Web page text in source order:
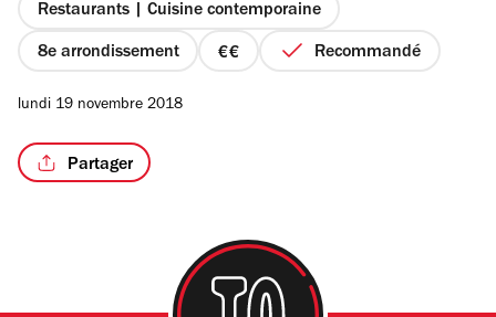
Restaurants | Cuisine contemporaine
8e arrondissement
prix
Recommandé
lundi 19 novembre 2018
Partager